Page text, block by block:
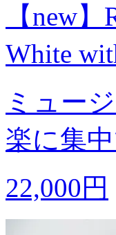
【new
White
ミュー
楽に集
22,000円